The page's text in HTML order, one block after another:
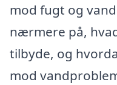
mod fugt og
nærmere på,
tilbyde, og
mod